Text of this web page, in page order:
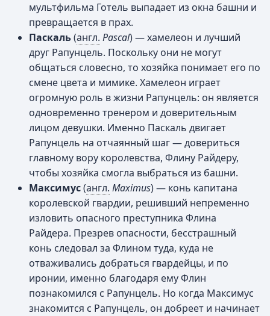
мультфильма Готель выпадает из окна башни и
превращается в прах.
Паскаль(англ. Pascal) — хамелеон и лучший
друг Рапунцель. Поскольку они не могут
общаться словесно, то хозяйка понимает его по
смене цвета и мимике. Хамелеон играет
огромную роль в жизни Рапунцель: он является
одновременно тренером и доверительным
лицом девушки. Именно Паскаль двигает
Рапунцель на отчаянный шаг — довериться
главному вору королевства, Флину Райдеру,
чтобы хозяйка смогла выбраться из башни.
Максимус(англ. Maximus) — конь капитана
королевской гвардии, решивший непременно
изловить опасного преступника Флина
Райдера. Презрев опасности, бесстрашный
конь следовал за Флином туда, куда не
отваживались добраться гвардейцы, и по
иронии, именно благодаря ему Флин
познакомился с Рапунцель. Но когда Максимус
знакомится с Рапунцель, он добреет и начинает